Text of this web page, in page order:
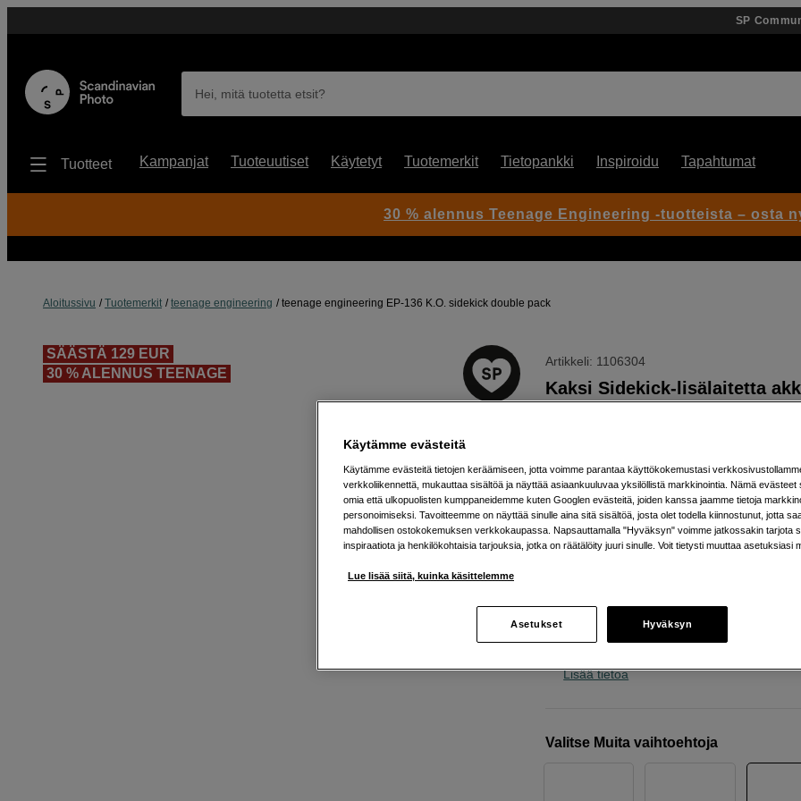
SP
Hei, mitä tuotetta etsit?
Tuotteet Kampanjat Tuoteuutiset Käytetyt Tuotemerkit Tietopankki Inspiroidu Tapahtumat
Aloitussivu Tuotemerkit teenage engineering teenage engineering EP-136 K.O. sidekick double pack
SÄÄSTÄ 129 EUR
30 % ALENNUS TEENAGE
Artikkeli: 1106304
Kaksi Sidekick-lisälaitetta
Verkkokauppa:Toimitusaika ei
Helsingin myymälä : Varastotilanne
Mukautettava taajuuskorjain
Toimii akulla tai USB-C-liitännällä
Lisää tietoa
Valitse Muita vaihtoehtoja
30 % alennus Teenage Engineering -tuotteista – osta
Käytämme evästeitä
Käytämme evästeitä tietojen keräämiseen, jotta voimme parantaa käyttökokemustasi
verkkoliikennettä, mukauttaa sisältöä ja näyttää asiaankuuluvaa yksilöllistä markkinointia. Nämä evästeet
omia että ulkopuolisten kumppaneidemme kuten Googlen evästeitä, joiden kanssa jaamme tietoja
personoimiseksi. Tavoitteemme on näyttää sinulle aina sitä sisältöä, josta olet todella kiinnostunut, jotta
mahdollisen ostokokemuksen verkkokaupassa. Napsauttamalla "Hyväksyn" voimme jatkossakin tarjota
inspiraatiota ja henkilökohtaisia tarjouksia, jotka on räätälöity juuri sinulle. Voit tietysti muuttaa asetuksiasi
Lue lisää siitä, kuinka käsittelemme
Asetukset Hyväksyn